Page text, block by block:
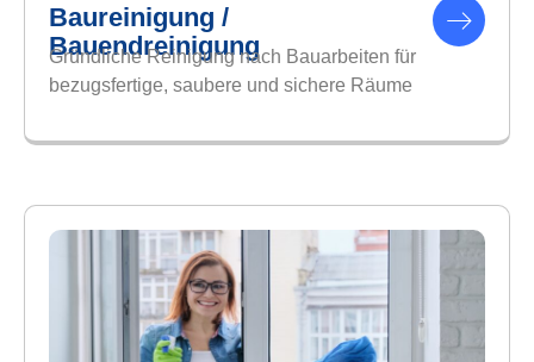
Baureinigung /
Bauendreinigung
Gründliche Reinigung nach Bauarbeiten für
bezugsfertige, saubere und sichere Räume